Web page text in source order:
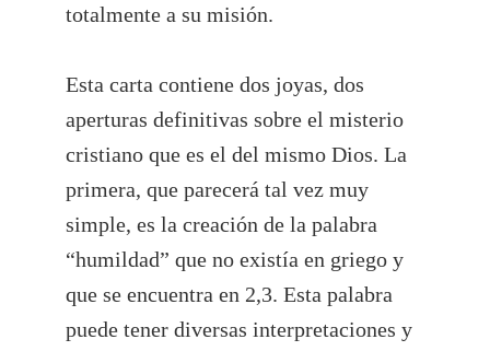
totalmente a su misión.
Esta carta contiene dos joyas, dos
aperturas definitivas sobre el misterio
cristiano que es el del mismo Dios. La
primera, que parecerá tal vez muy
simple, es la creación de la palabra
“humildad” que no existía en griego y
que se encuentra en 2,3. Esta palabra
puede tener diversas interpretaciones y